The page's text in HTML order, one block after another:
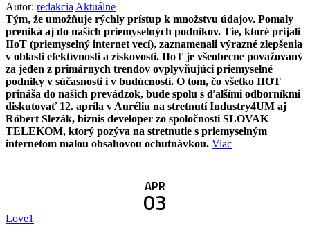
Autor: redakcia Aktuálne
Tým, že umožňuje rýchly prístup k množstvu údajov. Pomaly
preniká aj do našich priemyselných podnikov. Tie, ktoré prijali
IIoT (priemyselný internet vecí), zaznamenali výrazné zlepšenia
v oblasti efektívnosti a ziskovosti. IIoT je všeobecne považovaný
za jeden z primárnych trendov ovplyvňujúci priemyselné
podniky v súčasnosti i v budúcnosti. O tom, čo všetko IIOT
prináša do našich prevádzok, bude spolu s ďalšími odborníkmi
diskutovať 12. apríla v Auréliu na stretnutí Industry4UM aj
Róbert Slezák, biznis developer zo spoločnosti SLOVAK
TELEKOM, ktorý pozýva na stretnutie s priemyselným
internetom malou obsahovou ochutnávkou. Viac
APR
03
Love1